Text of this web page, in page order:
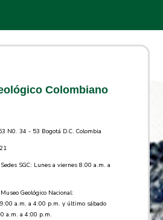
Colombiano
N0. 34 - 53 Bogotá D.C. Colombia
SGC: Lunes a viernes 8.00 a.m. a
Geológico Nacional:
a.m. a 4:00 p.m. y último sábado
a.m. a 4:00 p.m.